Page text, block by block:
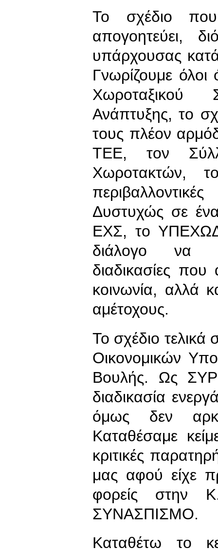
Το σχέδιο
απογοητεύει,
υπάρχουσας
Γνωρίζουμε
Χωροταξικού
Ανάπτυξης, το
τους πλέον
ΤΕΕ, τον
Χωροτακτών,
Δυστυχώς σε
ΕΧΣ, το
διάλογο να
διαδικασίες
κοινωνία, αλλά
αμέτοχους.
Το σχέδιο τελικά
Οικονομικών
Βουλής. Ως
διαδικασία
όμως δεν
Καταθέσαμε
κριτικές
μας αφού είχε
φορείς στην
ΣΥΝΑΣΠΙΣΜΟ.
Καταθέτω το